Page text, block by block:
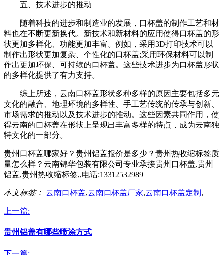
五、技术进步的推动
随着科技的进步和制造业的发展，口杯盖的制作工艺和材
料也在不断更新换代。新技术和新材料的应用使得口杯盖的形
状更加多样化、功能更加丰富。例如，采用3D打印技术可以
制作出形状更加复杂、个性化的口杯盖;采用环保材料可以制
作出更加环保、可持续的口杯盖。这些技术进步为口杯盖形状
的多样化提供了有力支持。
综上所述，云南口杯盖形状多种多样的原因主要包括多元
文化的融合、地理环境的多样性、手工艺传统的传承与创新、
市场需求的推动以及技术进步的推动。这些因素共同作用，使
得云南的口杯盖在形状上呈现出丰富多样的特点，成为云南独
特文化的一部分。
贵州口杯盖哪家好？贵州铝盖报价是多少？贵州热收缩标签质
量怎么样？云南锦华包装有限公司专业承接贵州口杯盖,贵州
铝盖,贵州热收缩标签,,电话:13312532989
本文标签： 云南口杯盖,云南口杯盖厂家,云南口杯盖定制 ,
上一篇:
贵州铝盖有哪些喷涂方式
下一篇: